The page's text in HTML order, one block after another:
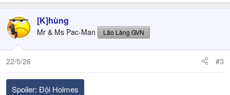
[K]hùng
Mr & Ms Pac-Man Lão Làng GVN
22/5/26 #3
Spoiler: Đội Holmes